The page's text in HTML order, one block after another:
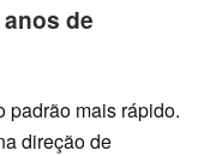
de
padrão mais rápido.
direção de